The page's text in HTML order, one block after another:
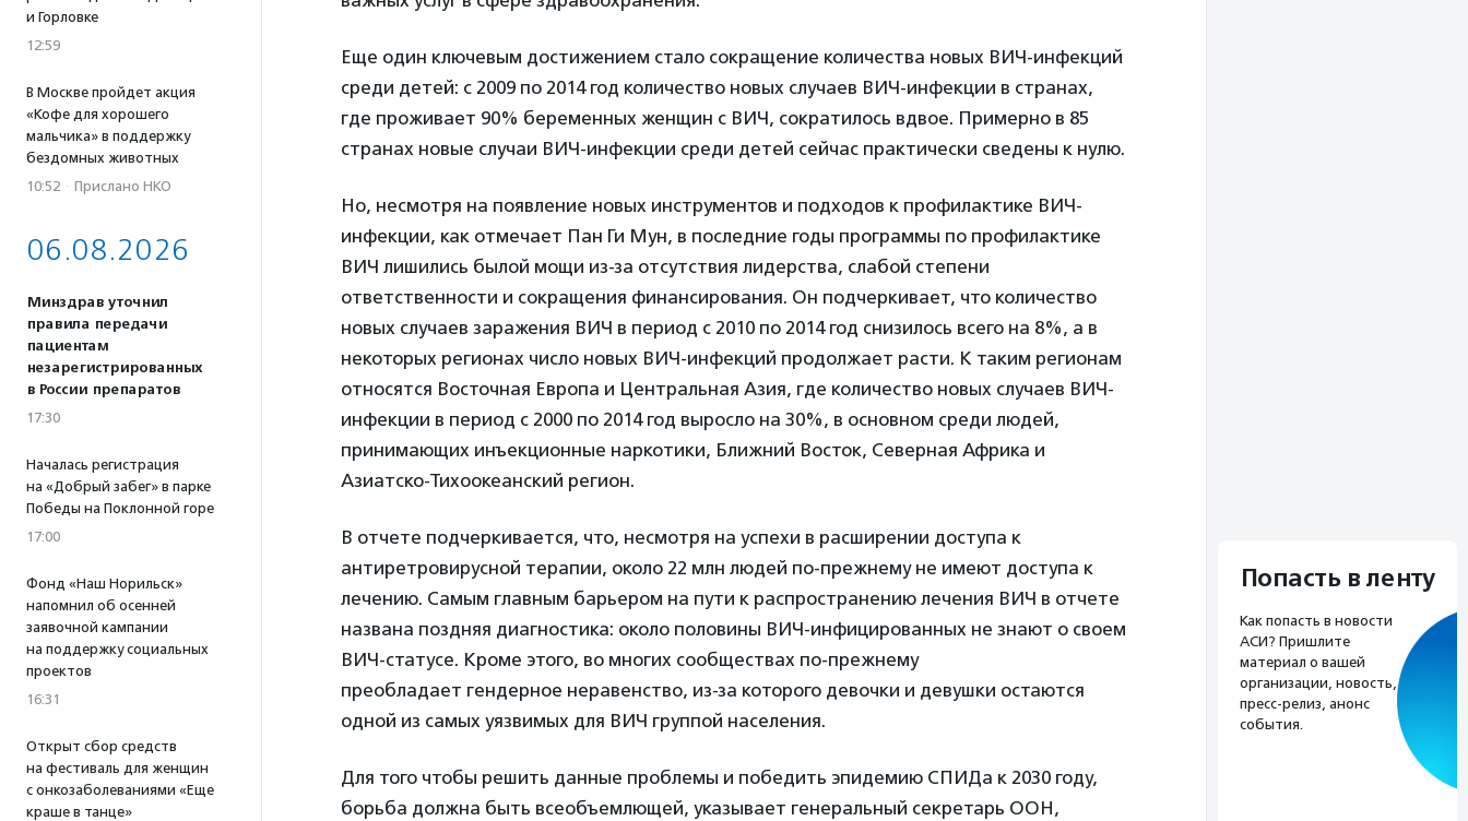
и Горловке
12:59
В Москве пройдет акция
«Кофе для хорошего
мальчика» в поддержку
бездомных животных
10:52 · Прислано НКО
06.08.2026
Минздрав уточнил
правила передачи
пациентам
незарегистрированных
в России препаратов
17:30
Началась регистрация
на «Добрый забег» в парке
Победы на Поклонной горе
17:00
Фонд «Наш Норильск»
напомнил об осенней
заявочной кампании
на поддержку социальных
проектов
16:31
Открыт сбор средств
на фестиваль для женщин
с онкозаболеваниями «Еще
краше в танце»
Еще один ключевым достижением стало сокращение количества новых ВИЧ-инфекций
среди детей: с 2009 по 2014 год количество новых случаев ВИЧ-инфекции в странах,
где проживает 90% беременных женщин с ВИЧ, сократилось вдвое. Примерно в 85
странах новые случаи ВИЧ-инфекции среди детей сейчас практически сведены к нулю.
Но, несмотря на появление новых инструментов и подходов к профилактике ВИЧ-
инфекции, как отмечает Пан Ги Мун, в последние годы программы по профилактике
ВИЧ лишились былой мощи из-за отсутствия лидерства, слабой степени
ответственности и сокращения финансирования. Он подчеркивает, что количество
новых случаев заражения ВИЧ в период с 2010 по 2014 год снизилось всего на 8%, а в
некоторых регионах число новых ВИЧ-инфекций продолжает расти. К таким регионам
относятся Восточная Европа и Центральная Азия, где количество новых случаев ВИЧ-
инфекции в период с 2000 по 2014 год выросло на 30%, в основном среди людей,
принимающих инъекционные наркотики, Ближний Восток, Северная Африка и
Азиатско-Тихоокеанский регион.
В отчете подчеркивается, что, несмотря на успехи в расширении доступа к
антиретровирусной терапии, около 22 млн людей по-прежнему не имеют доступа к
лечению. Самым главным барьером на пути к распространению лечения ВИЧ в отчете
названа поздняя диагностика: около половины ВИЧ-инфицированных не знают о своем
ВИЧ-статусе. Кроме этого, во многих сообществах по-прежнему
преобладает гендерное неравенство, из-за которого девочки и девушки остаются
одной из самых уязвимых для ВИЧ группой населения.
Для того чтобы решить данные проблемы и победить эпидемию СПИДа к 2030 году,
борьба должна быть всеобъемлющей, указывает генеральный секретарь ООН,
Попасть в ленту
Как попасть в новости
АСИ? Пришлите
материал о вашей
организации, новость,
пресс-релиз, анонс
события.